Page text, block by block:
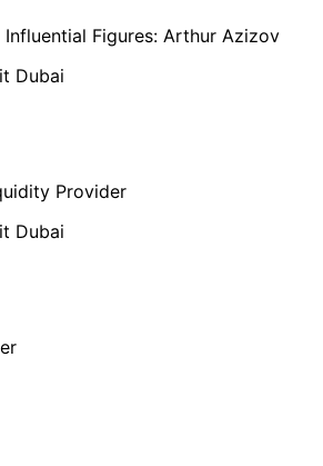
Figures: Arthur Azizov
Dubai
Provider
Dubai